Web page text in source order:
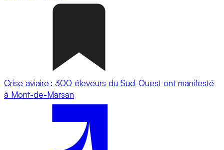
Crise aviaire : 300 éleveurs du Sud-Ouest ont manifesté
à Mont-de-Marsan